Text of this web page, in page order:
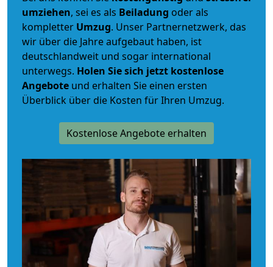
umziehen, sei es als Beiladung oder als
kompletter Umzug. Unser Partnernetzwerk, das
wir über die Jahre aufgebaut haben, ist
deutschlandweit und sogar international
unterwegs. Holen Sie sich jetzt kostenlose
Angebote und erhalten Sie einen ersten
Überblick über die Kosten für Ihren Umzug.
Kostenlose Angebote erhalten